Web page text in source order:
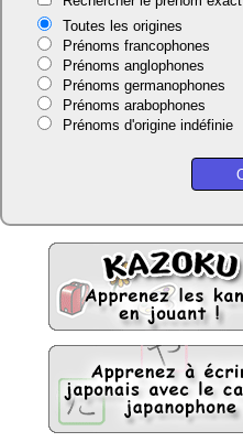
Toutes les origines
Prénoms francophones
Prénoms anglophones
Prénoms germanophones
Prénoms arabophones
Prénoms d'origine indéfinie